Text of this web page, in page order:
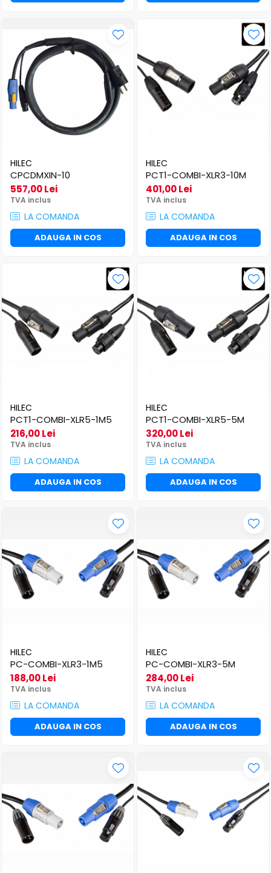
HILEC
CPCDMXIN-10
557,00 Lei
TVA inclus
LA COMANDA
ADAUGA IN COS
HILEC
PCT1-COMBI-XLR3-10M
401,00 Lei
TVA inclus
LA COMANDA
ADAUGA IN COS
HILEC
PCT1-COMBI-XLR5-1M5
216,00 Lei
TVA inclus
LA COMANDA
ADAUGA IN COS
HILEC
PCT1-COMBI-XLR5-5M
320,00 Lei
TVA inclus
LA COMANDA
ADAUGA IN COS
HILEC
PC-COMBI-XLR3-1M5
188,00 Lei
TVA inclus
LA COMANDA
ADAUGA IN COS
HILEC
PC-COMBI-XLR3-5M
284,00 Lei
TVA inclus
LA COMANDA
ADAUGA IN COS